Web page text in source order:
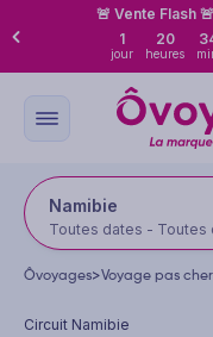
🚨 Vente Flash
1
jour
20
heures
Namibie
Toutes dates - Toutes
Ôvoyages>Voyage pas
Circuit Namibie